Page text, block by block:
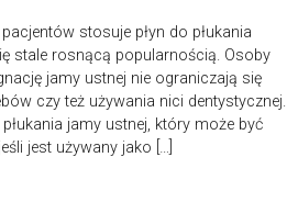
stosuje płyn do płukania
stale rosnącą popularnością. Osoby
jamy ustnej nie ograniczają się
czy też używania nici dentystycznej.
jamy ustnej, który może być
jest używany jako […]